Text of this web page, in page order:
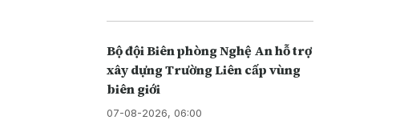
Bộ đội Biên phòng Nghệ An hỗ trợ
xây dựng Trường Liên cấp vùng
biên giới
07-08-2026, 06:00